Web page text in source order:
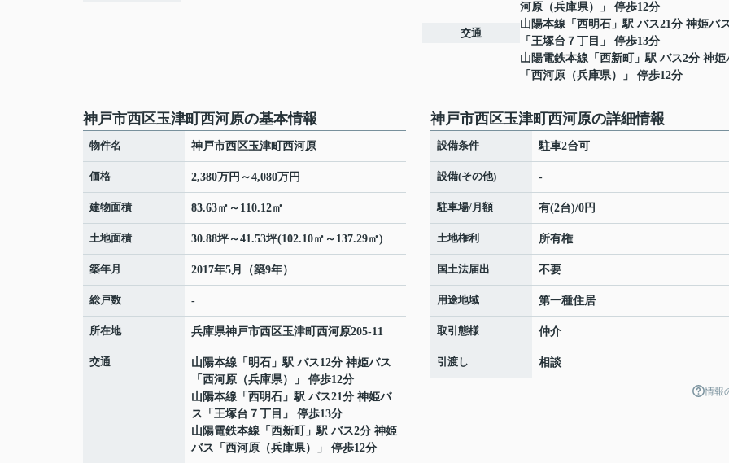
交通
河原（兵庫県）」 停歩12分
山陽本線 「 西明石 」駅 バス21分 神姫バ
「王塚台７丁目」 停歩13分
山陽電鉄本線 「 西新町
」駅 バス2分 神姫
「西河原（兵庫県）」 停歩12分
神戸市西区玉津町西河原の基本情報
物件名 神戸市西区玉津町西河原
価格 2,380万円～4,080万円
建物面積 83.63㎡～110.12㎡
土地面積 30.88坪～41.53坪(102.10㎡～137.29㎡)
築年月 2017年5月（築9年）
総戸数 -
所在地 兵庫県神戸市西区玉津町西河原205-11
交通 山陽本線 「 明石 」駅 バス12分 神姫バス
「西河原（兵庫県）」 停歩12分
山陽本線 「 西明石 」駅 バス21分 神姫バ
ス「王塚台７丁目」 停歩13分
山陽電鉄本線 「 西新町
」駅 バス2分 神姫
バス「西河原（兵庫県）」 停歩12分
神戸市西区玉津町西河原の詳細情報
設備条件 駐車2台可
設備(その他) -
駐車場/月額 有(2台)/0円
土地権利 所有権
国土法届出 不要
用途地域 第一種住居
取引態様 仲介
引渡し 相談
情報